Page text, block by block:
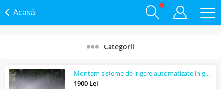
Acasă
Categorii
Montam sisteme de irigare automatizate in gradina in 1 zi
1900 Lei